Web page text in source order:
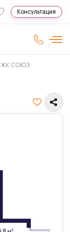
Консультация
ЖК СОЮЗ